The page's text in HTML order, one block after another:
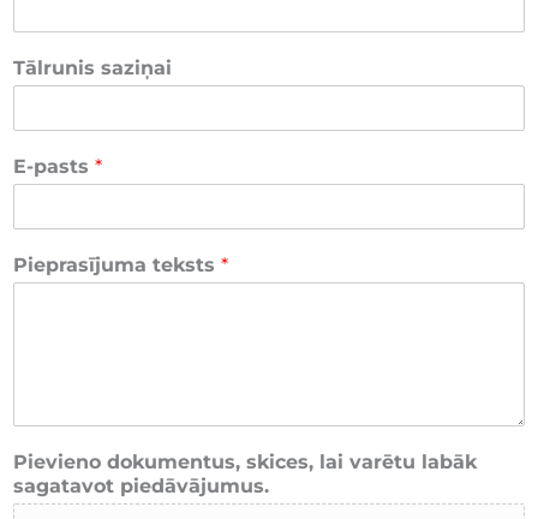
Tālrunis saziņai
E-pasts *
Pieprasījuma teksts *
Pievieno dokumentus, skices, lai varētu labāk
sagatavot piedāvājumus.